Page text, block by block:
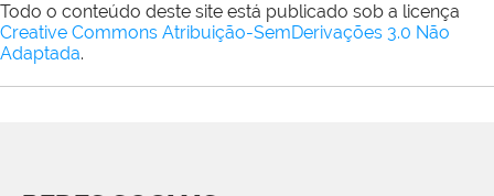
Todo o conteúdo deste site está publicado sob a licença
Creative Commons Atribuição-SemDerivações 3.0 Não
Adaptada.